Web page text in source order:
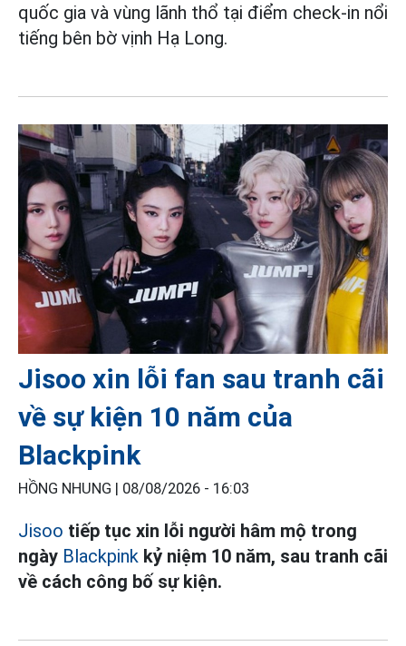
quốc gia và vùng lãnh thổ tại điểm check-in nổi
tiếng bên bờ vịnh Hạ Long.
Jisoo xin lỗi fan sau tranh cãi
về sự kiện 10 năm của
Blackpink
HỒNG NHUNG | 08/08/2026 - 16:03
Jisoo tiếp tục xin lỗi người hâm mộ trong
ngày Blackpink​​​​​​​ kỷ niệm 10 năm, sau tranh cãi
về cách công bố sự kiện.